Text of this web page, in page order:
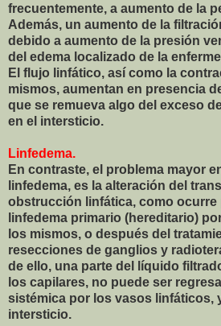
frecuentemente, a aumento de la
Además, un aumento de la
debido a aumento de la presión
del edema localizado de la
El flujo linfático, así como la
mismos, aumentan en presencia
que se remueva algo del exceso
en el intersticio.
Linfedema.
En contraste, el problema mayor
linfedema, es la alteración del
obstrucción linfática, como ocurre
linfedema primario (hereditario)
los mismos, o después del
resecciones de ganglios y
de ello, una parte del líquido
los capilares, no puede ser
sistémica por los vasos linfáticos,
intersticio.